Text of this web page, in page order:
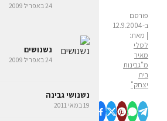
פורסם
ב-12.9.2004
| מאת:
לסלי
מאיר
מ"גבינות
בית
יצחק"
24 באפריל 2009
נשנושים
24 באפריל 2009
נשנושי גבינה
19 במאי 2011